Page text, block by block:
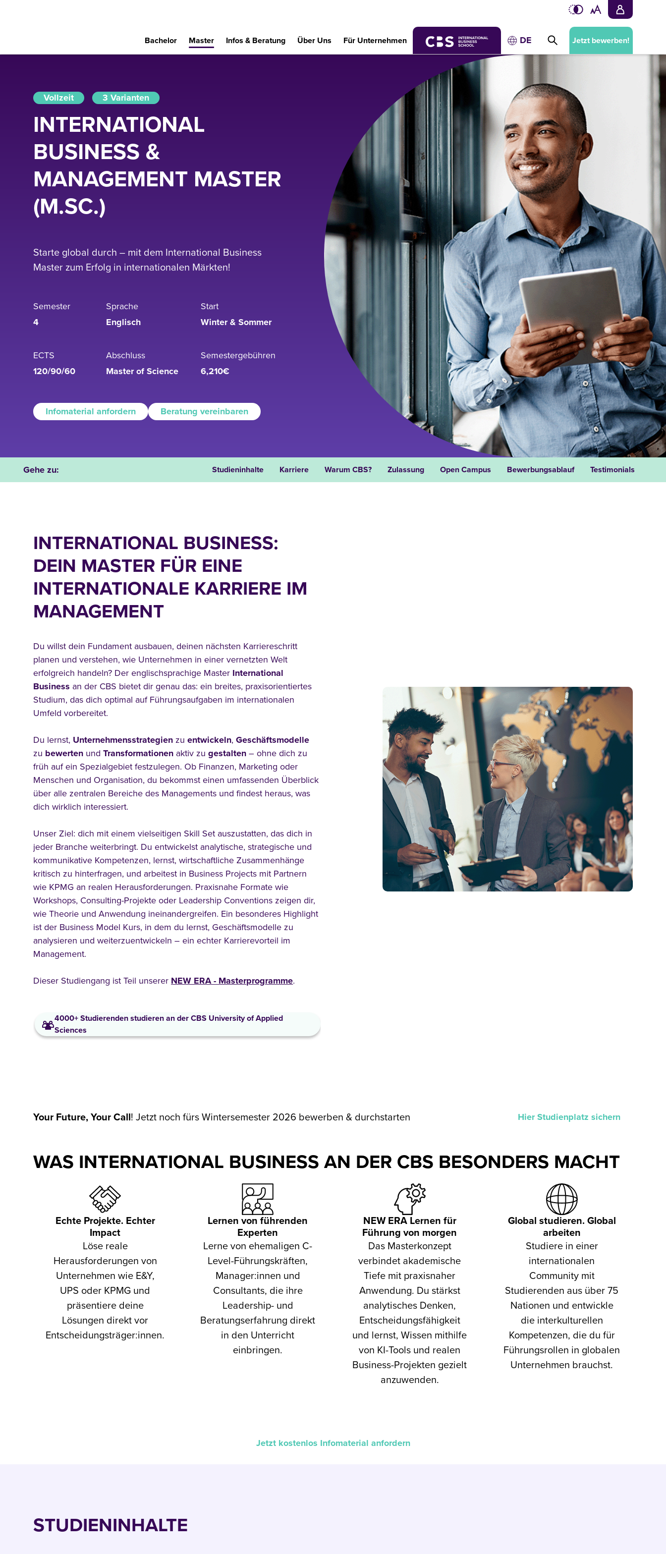
Bachelor Master Infos & Beratung Über Uns Für Unternehmen DE Jetzt bewerben!
Vollzeit 3 Varianten
INTERNATIONAL
BUSINESS &
MANAGEMENT MASTER
(M.SC.)
Starte global durch – mit dem International Business
Master zum Erfolg in internationalen Märkten!
Semester
4
Sprache
Englisch
Start
Winter & Sommer
ECTS
120/90/60
Abschluss
Master of Science
Semestergebühren
6,210€
Infomaterial anfordern Beratung vereinbaren
Gehe zu: Studieninhalte Karriere Warum CBS? Zulassung Open Campus Bewerbungsablauf Testimonials
INTERNATIONAL BUSINESS:
DEIN MASTER FÜR EINE
INTERNATIONALE KARRIERE IM
MANAGEMENT
Du willst dein Fundament ausbauen, deinen nächsten Karriereschritt
planen und verstehen, wie Unternehmen in einer vernetzten Welt
erfolgreich handeln? Der englischsprachige Master International
Business an der CBS bietet dir genau das: ein breites, praxisorientiertes
Studium, das dich optimal auf Führungsaufgaben im internationalen
Umfeld vorbereitet.
Du lernst, Unternehmensstrategien zuentwickeln,Geschäftsmodelle
zu bewerten undTransformationen aktiv zugestalten – ohne dich zu
früh auf ein Spezialgebiet festzulegen. Ob Finanzen, Marketing oder
Menschen und Organisation, du bekommst einen umfassenden Überblick
über alle zentralen Bereiche des Managements und findest heraus, was
dich wirklich interessiert.
Unser Ziel: dich mit einem vielseitigen Skill Set auszustatten, das dich in
jeder Branche weiterbringt. Du entwickelst analytische, strategische und
kommunikative Kompetenzen, lernst, wirtschaftliche Zusammenhänge
kritisch zu hinterfragen, und arbeitest in Business Projects mit Partnern
wie KPMG an realen Herausforderungen. Praxisnahe Formate wie
Workshops, Consulting-Projekte oder Leadership Conventions zeigen dir,
wie Theorie und Anwendung ineinandergreifen. Ein besonderes Highlight
ist der Business Model Kurs, in dem du lernst, Geschäftsmodelle zu
analysieren und weiterzuentwickeln – ein echter Karrierevorteil im
Management.
Dieser Studiengang ist Teil unserer NEW ERA - Masterprogramme.
4000+ Studierenden studieren an der CBS University of Applied
Sciences
Your Future, Your Call! Jetzt noch fürs Wintersemester 2026 bewerben & durchstarten Hier Studienplatz sichern
WAS INTERNATIONAL BUSINESS AN DER CBS BESONDERS MACHT
Echte Projekte. Echter
Impact
Löse reale
Herausforderungen von
Unternehmen wie E&Y,
UPS oder KPMG und
präsentiere deine
Lösungen direkt vor
Entscheidungsträger:innen.
Lernen von führenden
Experten
Lerne von ehemaligen C-
Level-Führungskräften,
Manager:innen und
Consultants, die ihre
Leadership- und
Beratungserfahrung direkt
in den Unterricht
einbringen.
NEW ERA Lernen für
Führung von morgen
Das Masterkonzept
verbindet akademische
Tiefe mit praxisnaher
Anwendung. Du stärkst
analytisches Denken,
Entscheidungsfähigkeit
und lernst, Wissen mithilfe
von KI-Tools und realen
Business-Projekten gezielt
anzuwenden.
Global studieren. Global
arbeiten
Studiere in einer
internationalen
Community mit
Studierenden aus über 75
Nationen und entwickle
die interkulturellen
Kompetenzen, die du für
Führungsrollen in globalen
Unternehmen brauchst.
Jetzt kostenlos Infomaterial anfordern
STUDIENINHALTE